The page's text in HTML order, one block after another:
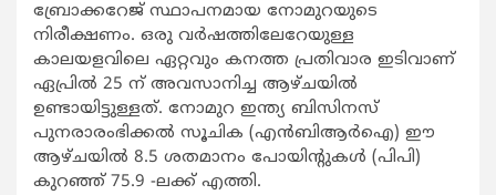
ബ്രോക്കറേജ് സ്ഥാപനമായ നോമുറയുടെ
നിരീക്ഷണം. ഒരു വര്‍ഷത്തിലേറേയുള്ള
കാലയളവിലെ ഏറ്റവും കനത്ത പ്രതിവാര ഇടിവാണ്
ഏപ്രില്‍ 25 ന് അവസാനിച്ച ആഴ്ചയില്‍
ഉണ്ടായിട്ടുള്ളത്. നോമുറ ഇന്ത്യ ബിസിനസ്
പുനരാരംഭിക്കല്‍ സൂചിക (എന്‍ബിആര്‍ഐ) ഈ
ആഴ്ചയില്‍ 8.5 ശതമാനം പോയിന്‍റുകള്‍ (പിപി)
കുറഞ്ഞ് 75.9 -ലക്ക് എത്തി.